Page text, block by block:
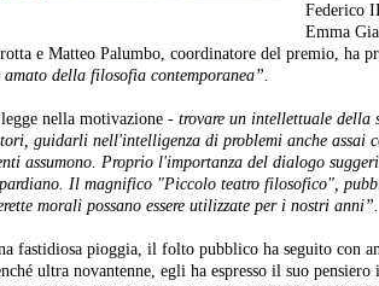
Federico
Emma
e Matteo Palumbo, coordinatore del premio, ha
amato della filosofia contemporanea”.
nella motivazione - trovare un intellettuale della
guidarli nell'intelligenza di problemi anche assai
assumono. Proprio l'importanza del dialogo
Il magnifico "Piccolo teatro filosofico",
morali possano essere utilizzate per i nostri anni”.
fastidiosa pioggia, il folto pubblico ha seguito con
ultra novantenne, egli ha espresso il suo